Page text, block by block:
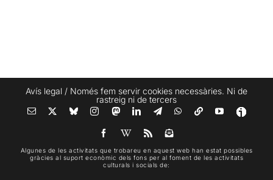
Avís legal / Només fem servir cookies necessàries. Ni de
rastreig ni de tercers
Algunes de les activitats que trobareu en aquest web han estat possibles
gràcies al suport econòmic dels fons per al foment de les activitats
culturals i socials de: